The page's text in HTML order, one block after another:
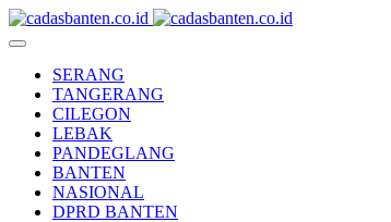
SERANG
TANGERANG
CILEGON
LEBAK
PANDEGLANG
BANTEN
NASIONAL
DPRD BANTEN